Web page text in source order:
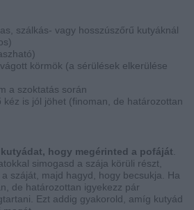
szálkás- vagy hosszúszőrű kutyáknál
körmök (a sérülések elkerülése
a szoktatás során
kéz is jól jöhet (finoman, de határozottan
hogy megérinted a pofáját
simogasd a szája körüli részt,
száját, majd hagyd, hogy becsukja. Ha
de határozottan igyekezz pár
Ezt addig gyakorold, amíg kutyád